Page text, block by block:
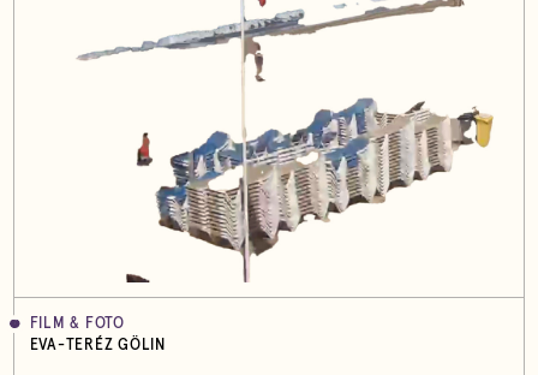
FILM & FOTO
EVA-TERÉZ GÖLIN